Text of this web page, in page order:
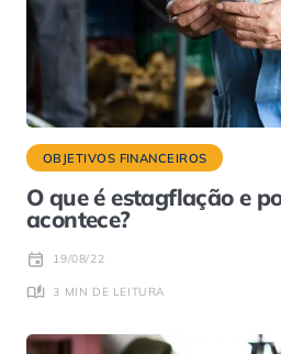
OBJETIVOS FINANCEIROS
O que é estagflação e
acontece?
19/08/22
3 MIN DE LEITURA